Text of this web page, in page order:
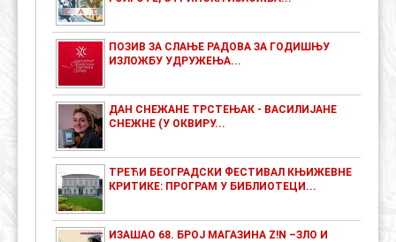
ПОЗИВ ЗА СЛАЊЕ РАДОВА ЗА ГОДИШЊУ
ИЗЛОЖБУ УДРУЖЕЊА...
ДАН СНЕЖАНЕ ТРСТЕЊАК - ВАСИЛИЈАНЕ
СНЕЖНЕ (У ОКВИРУ...
ТРЕЋИ БЕОГРАДСКИ ФЕСТИВАЛ КЊИЖЕВНЕ
КРИТИКЕ: ПРОГРАМ У БИБЛИОТЕЦИ...
ИЗАШАО 68. БРОЈ МАГАЗИНА Z!N –ЗЛО И